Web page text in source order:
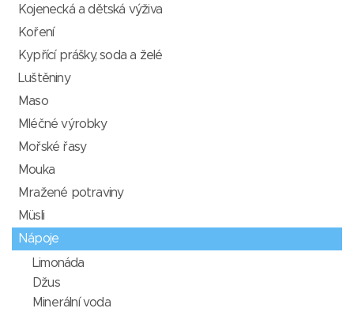
Kojenecká a dětská výživa
Koření
Kypřící prášky, soda a želé
Luštěniny
Maso
Mléčné výrobky
Mořské řasy
Mouka
Mražené potraviny
Müsli
Nápoje
Limonáda
Džus
Minerální voda